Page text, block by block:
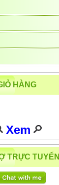
HÀNG
Xem
TRỰC TUYẾN